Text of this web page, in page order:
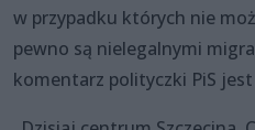
w przypadku których nie
pewno są nielegalnymi
komentarz polityczki PiS